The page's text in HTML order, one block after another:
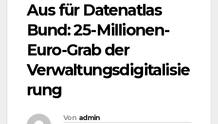
Aus für Datenatlas
Bund: 25-Millionen-
Euro-Grab der
Verwaltungsdigitalisie
rung
Von admin